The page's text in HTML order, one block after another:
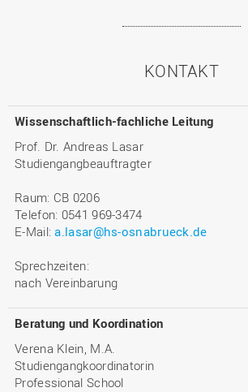
KONTAKT
Wissenschaftlich-fachliche Leitung
Prof. Dr. Andreas Lasar
Studiengangbeauftragter
Raum: CB 0206
Telefon: 0541 969-3474
E-Mail:a.lasar@hs-osnabrueck.de
Sprechzeiten:
nach Vereinbarung
Beratung und Koordination
Verena Klein, M.A.
Studiengangkoordinatorin
Professional School